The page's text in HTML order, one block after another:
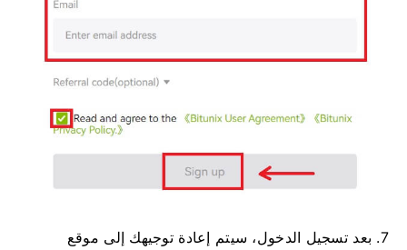
7. بعد تسجيل الدخول، سيتم إعادة توجيهك إلى موقع